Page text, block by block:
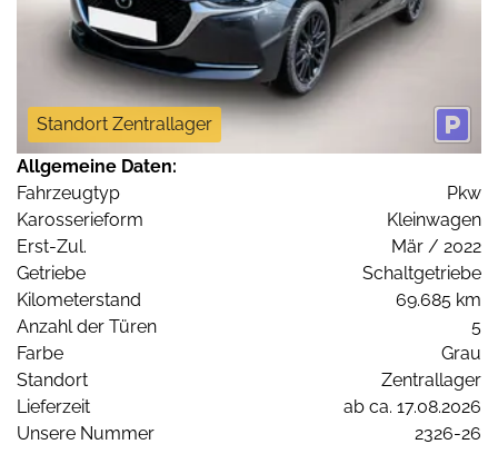
Standort Zentrallager
Allgemeine Daten:
Fahrzeugtyp
Pkw
Karosserieform
Kleinwagen
Erst-Zul.
Mär / 2022
Getriebe
Schaltgetriebe
Kilometerstand
69.685 km
Anzahl der Türen
5
Farbe
Grau
Standort
Zentrallager
Lieferzeit
ab ca. 17.08.2026
Unsere Nummer
2326-26